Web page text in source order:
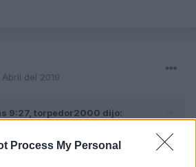
Process My Personal
del 2019
9:27, torpedor2000 dijo:
de ruedas?? Que medida